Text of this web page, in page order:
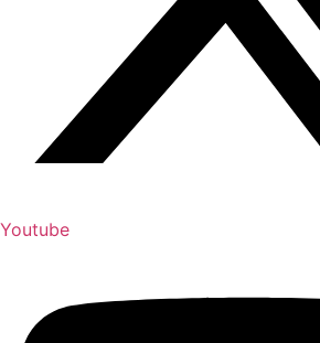
Youtube